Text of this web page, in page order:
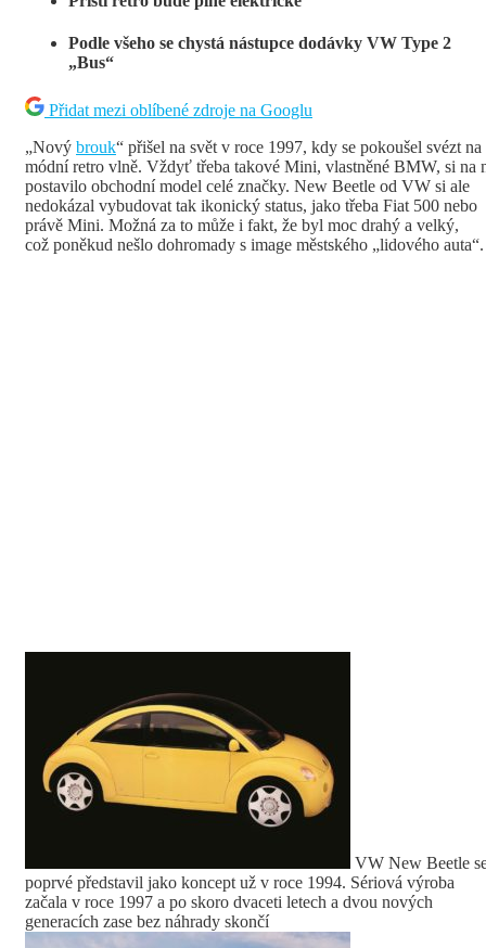
Podle všeho se chystá nástupce dodávky VW Type 2
„Bus“
Přidat mezi oblíbené zdroje na Googlu
„Nový brouk“ přišel na svět v roce 1997, kdy se pokoušel svézt na
módní retro vlně. Vždyť třeba takové Mini, vlastněné BMW, si na
postavilo obchodní model celé značky. New Beetle od VW si ale
nedokázal vybudovat tak ikonický status, jako třeba Fiat 500 nebo
právě Mini. Možná za to může i fakt, že byl moc drahý a velký,
což poněkud nešlo dohromady s image městského „lidového auta“.
VW New Beetle
poprvé představil jako koncept už v roce 1994. Sériová výroba
začala v roce 1997 a po skoro dvaceti letech a dvou nových
generacích zase bez náhrady skončí